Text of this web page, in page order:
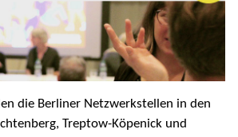
die Berliner Netzwerkstellen in den
Treptow-Köpenick und